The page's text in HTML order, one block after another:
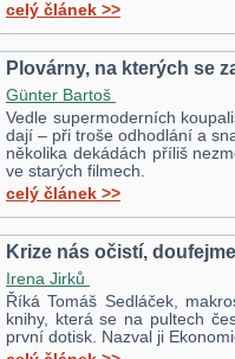
celý článek >>
Plovárny, na kterých se
Günter Bartoš
Vedle supermoderních
dají – při troše odhodlání a
několika dekádách příliš
ve starých filmech.
celý článek >>
Krize nás očistí,
Irena Jirků
Říká Tomáš Sedláček,
knihy, která se na pultech
první dotisk. Nazval ji